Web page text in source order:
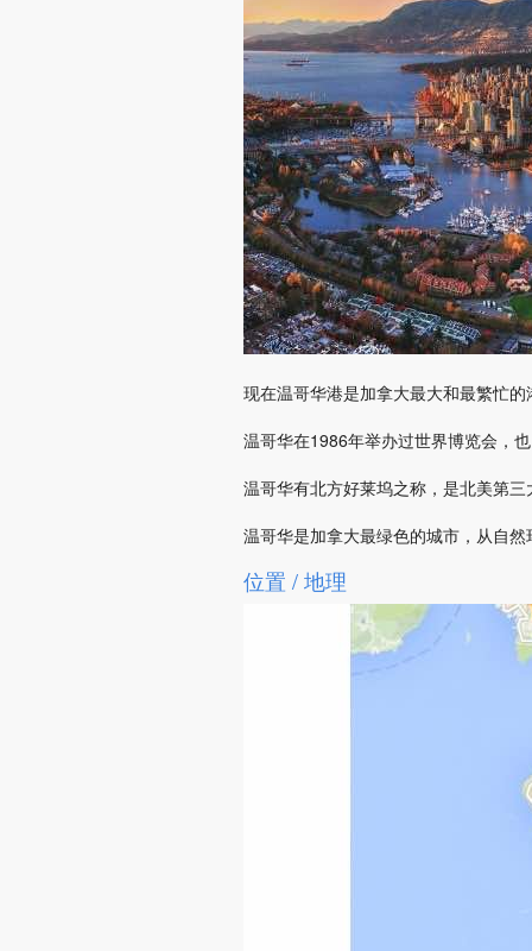
现在温哥华港是加拿大最大和最繁忙
温哥华在1986年举办过世界博览会，
温哥华有北方好莱坞之称，是北美第
温哥华是加拿大最绿色的城市，从自
位置 / 地理